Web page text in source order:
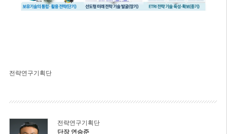
전략연구기획단
전략연구기획단
단장 연승준